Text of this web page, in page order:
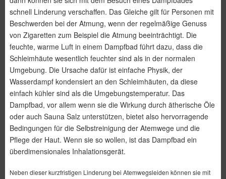
schnell Linderung verschaffen. Das Gleiche gilt für Personen mit
Beschwerden bei der Atmung, wenn der regelmäßige Genuss
von Zigaretten zum Beispiel die Atmung beeinträchtigt. Die
feuchte, warme Luft in einem Dampfbad führt dazu, dass die
Schleimhäute wesentlich feuchter sind als in der normalen
Umgebung. Die Ursache dafür ist einfache Physik, der
Wasserdampf kondensiert an den Schleimhäuten, da diese
einfach kühler sind als die Umgebungstemperatur. Das
Dampfbad, vor allem wenn sie die Wirkung durch ätherische Öle
oder auch Sauna Salz unterstützen, bietet also hervorragende
Bedingungen für die Selbstreinigung der Atemwege und die
Pflege der Haut. Wenn sie so wollen, ist das Dampfbad ein
überdimensionales Inhalationsgerät.
Neben dieser kurzfristigen Linderung bei Atemwegsleiden können sie mit